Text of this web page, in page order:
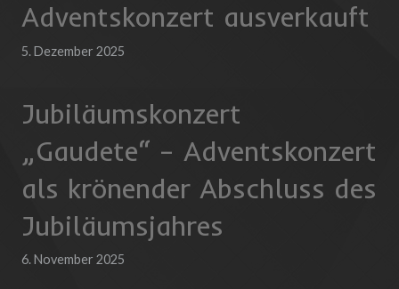
Adventskonzert ausverkauft
5. Dezember 2025
Jubiläumskonzert
„Gaudete“ – Adventskonzert
als krönender Abschluss des
Jubiläumsjahres
6. November 2025